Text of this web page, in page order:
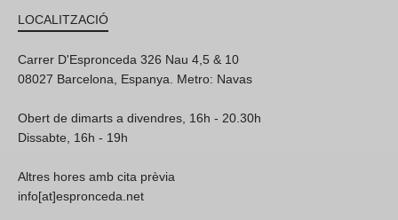
LOCALITZACIÓ
Carrer D'Espronceda 326 Nau 4,5 & 10
08027 Barcelona, Espanya. Metro: Navas
Obert de dimarts a divendres, 16h - 20.30h
Dissabte, 16h - 19h
Altres hores amb cita prèvia
info[at]espronceda.net